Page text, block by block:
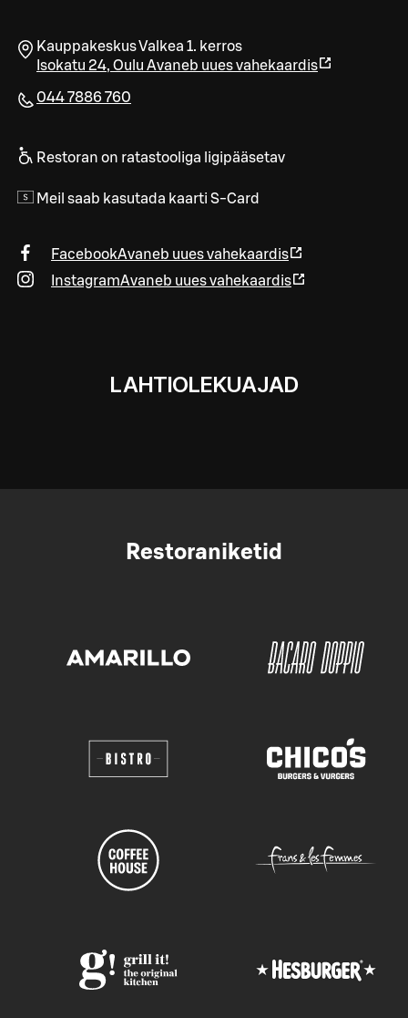
Kauppakeskus Valkea 1. kerros
Isokatu 24, Oulu Avaneb uues vahekaardis
044 7886 760
Restoran on ratastooliga ligipääsetav
Meil saab kasutada kaarti S-Card
FacebookAvaneb uues vahekaardis
InstagramAvaneb uues vahekaardis
LAHTIOLEKUAJAD
Restoraniketid